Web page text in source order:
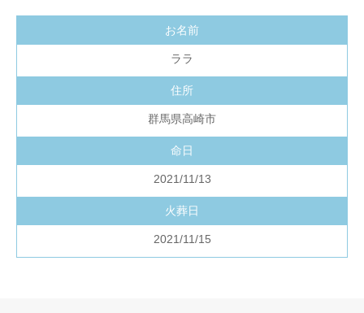
お名前
ララ
住所
群馬県高崎市
命日
2021/11/13
火葬日
2021/11/15